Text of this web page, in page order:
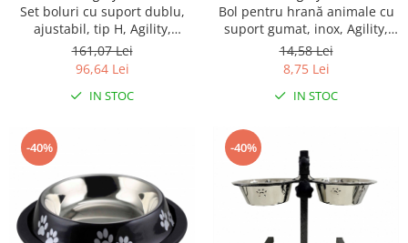
Set boluri cu suport dublu,
ajustabil, tip H, Agility,
diametru bol 25 cm 2 l
161,07 Lei
96,64 Lei
IN STOC
Bol pentru hrană animale cu
suport gumat, inox, Agility,
diametru, PC1114A, 15,5 cm,
model labute, negru/rosu ,
180 ml
14,58 Lei
8,75 Lei
IN STOC
-40% -40%